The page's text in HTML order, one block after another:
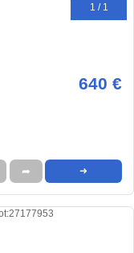
1 / 1
640 €
➦ ➜